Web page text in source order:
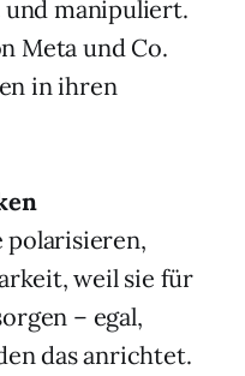
und manipuliert.
Meta und Co.
in ihren
polarisieren,
weil sie für
– egal,
das anrichtet.